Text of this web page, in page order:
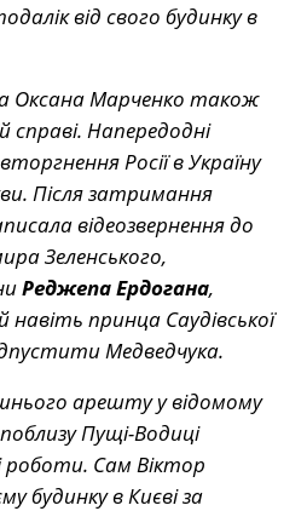
від свого будинку в
Оксана Марченко також
справі. Напередодні
Росії в Україну
Після затримання
відеозвернення до
Зеленського,
Реджепа Ердогана,
принца Саудівської
Медведчука.
арешту у відомому
Пущі-Водиці
Сам Віктор
будинку в Києві за